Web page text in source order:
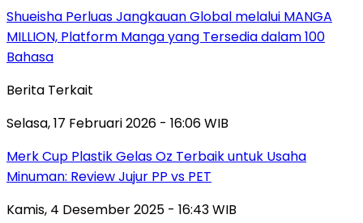
Shueisha Perluas Jangkauan Global melalui MANGA
MILLION, Platform Manga yang Tersedia dalam 100
Bahasa
Berita Terkait
Selasa, 17 Februari 2026 - 16:06 WIB
Merk Cup Plastik Gelas Oz Terbaik untuk Usaha
Minuman: Review Jujur PP vs PET
Kamis, 4 Desember 2025 - 16:43 WIB